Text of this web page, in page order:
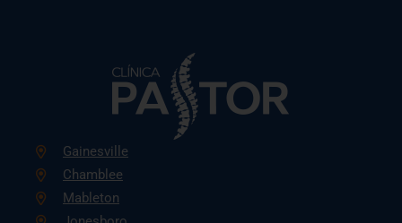
Gainesville
Chamblee
Mableton